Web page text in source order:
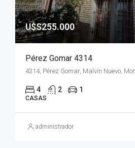
U$S255.000
Pérez Gomar 4314
4 2 1
CASAS
administrador